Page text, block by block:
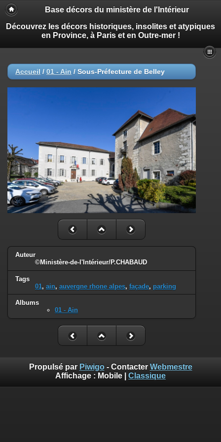
Base décors du ministère de l'Intérieur
Découvrez les décors historiques, insolites et atypiques
en Province, à Paris et en Outre-mer !
Accueil / 01 - Ain / Sous-Préfecture de Belley
Auteur
©Ministère-de-l'Intérieur/P.CHABAUD
Tags
01, ain, auvergne rhone alpes, façade, parking
Albums
01 - Ain
Propulsé par Piwigo- Contacter Webmestre
Affichage : Mobile Classique